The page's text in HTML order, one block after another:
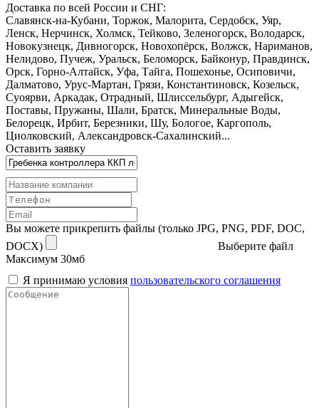
Доставка по всей России и СНГ:
Славянск-на-Кубани, Торжок, Малорита, Сердобск, Уяр,
Ленск, Нерчинск, Холмск, Тейково, Зеленогорск, Володарск,
Новокузнецк, Дивногорск, Новохопёрск, Волжск, Нариманов,
Нелидово, Пучеж, Уральск, Беломорск, Байконур, Правдинск,
Орск, Горно-Алтайск, Уфа, Тайга, Пошехонье, Осиповичи,
Далматово, Урус-Мартан, Грязи, Константиновск, Козельск,
Суоярви, Аркадак, Отрадный, Шлиссельбург, Адыгейск,
Поставы, Пружаны, Шали, Братск, Минеральные Воды,
Белорецк, Ирбит, Березники, Шу, Бологое, Каргополь,
Циолковский, Александровск-Сахалинский...
Оставить заявку
Вы можете прикрепить файлы (только JPG, PNG, PDF, DOC,
DOCX)
Выберите файл
Максимум 30мб
Я принимаю условия пользовательского соглашения